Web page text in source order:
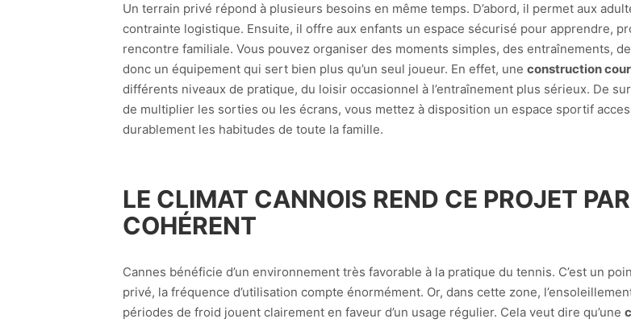
Un terrain privé répond à plusieurs besoins en même temps. D’abord, il permet aux
contrainte logistique. Ensuite, il offre aux enfants un espace sécurisé pour apprendre,
rencontre familiale. Vous pouvez organiser des moments simples, des entraînements,
donc un équipement qui sert bien plus qu’un seul joueur. En effet, une construction
différents niveaux de pratique, du loisir occasionnel à l’entraînement plus sérieux. De
de multiplier les sorties ou les écrans, vous mettez à disposition un espace sportif
durablement les habitudes de toute la famille.
LE CLIMAT CANNOIS REND CE PROJET
COHÉRENT
Cannes bénéficie d’un environnement très favorable à la pratique du tennis. C’est un
privé, la fréquence d’utilisation compte énormément. Or, dans cette zone,
périodes de froid jouent clairement en faveur d’un usage régulier. Cela veut dire qu’une